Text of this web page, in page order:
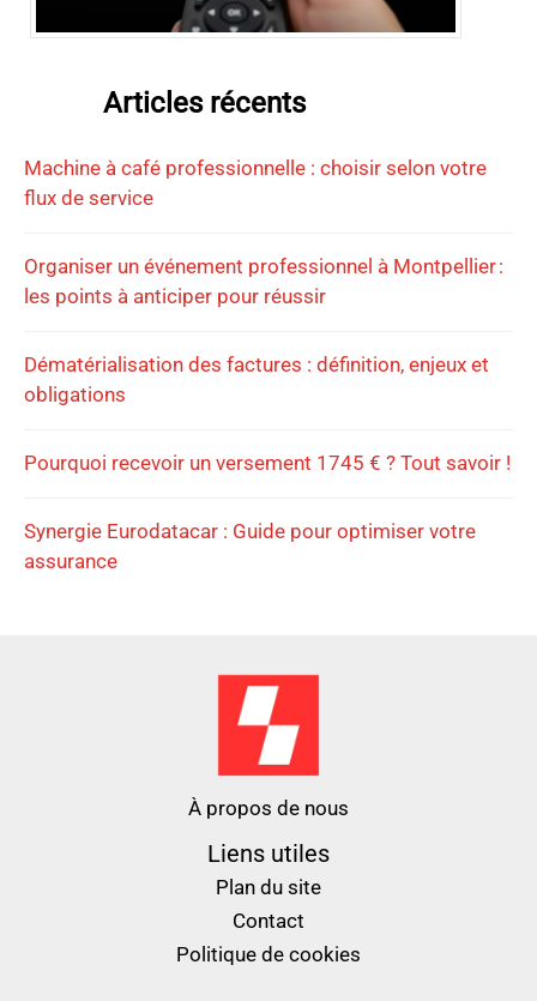
Articles récents
Machine à café professionnelle : choisir selon votre
flux de service
Organiser un événement professionnel à Montpellier :
les points à anticiper pour réussir
Dématérialisation des factures : définition, enjeux et
obligations
Pourquoi recevoir un versement 1745 € ? Tout savoir !
Synergie Eurodatacar : Guide pour optimiser votre
assurance
À propos de nous
Liens utiles
Plan du site
Contact
Politique de cookies